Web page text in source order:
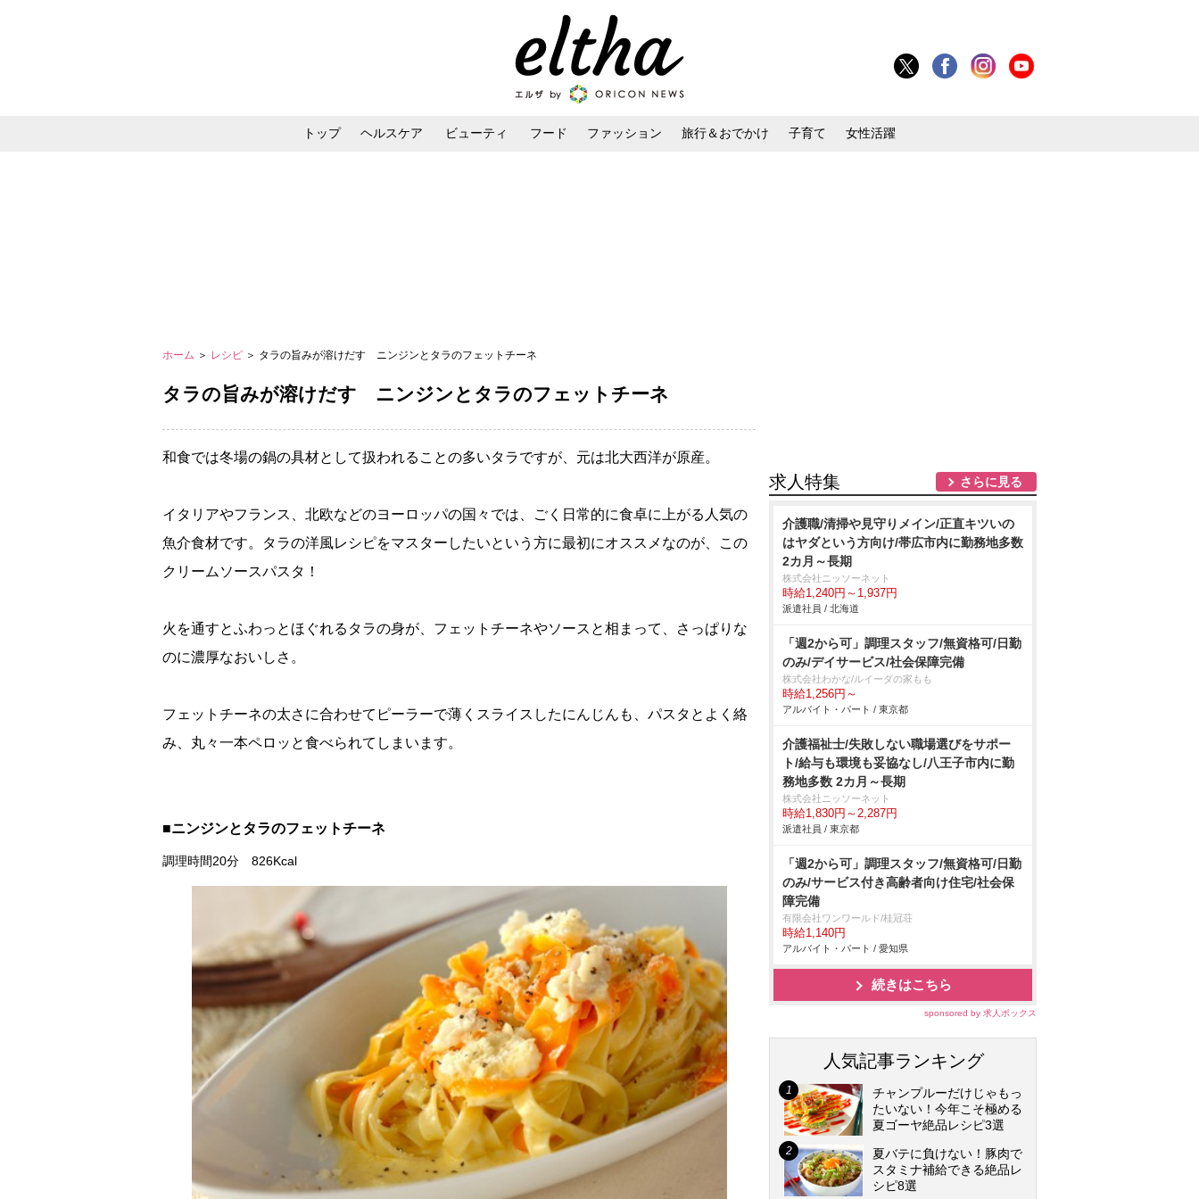
トップ ヘルスケア ビューティ フード ファッション 旅行＆おでかけ 子育て 女性活躍
ホーム ＞ レシピ ＞ タラの旨みが溶けだす ニンジンとタラのフェットチーネ
タラの旨みが溶けだす ニンジンとタラのフェットチーネ
和食では冬場の鍋の具材として扱われることの多いタラですが、元は北大西洋が原産。
イタリアやフランス、北欧などのヨーロッパの国々では、ごく日常的に食卓に上がる人気の
魚介食材です。タラの洋風レシピをマスターしたいという方に最初にオススメなのが、この
クリームソースパスタ！
火を通すとふわっとほぐれるタラの身が、フェットチーネやソースと相まって、さっぱりな
のに濃厚なおいしさ。
フェットチーネの太さに合わせてピーラーで薄くスライスしたにんじんも、パスタとよく絡
み、丸々一本ペロッと食べられてしまいます。
■ニンジンとタラのフェットチーネ
調理時間20分 826Kcal
求人特集 さらに見る
介護職/清掃や見守りメイン/正直キツいの
はヤダという方向け/帯広市内に勤務地多数
2カ月～長期
株式会社ニッソーネット
時給1,240円～1,937円
派遣社員 / 北海道
「週2から可」調理スタッフ/無資格可/日勤
のみ/デイサービス/社会保障完備
株式会社わかな/ルイーダの家もも
時給1,256円～
アルバイト・パート / 東京都
介護福祉士/失敗しない職場選びをサポー
ト/給与も環境も妥協なし/八王子市内に勤
務地多数 2カ月～長期
株式会社ニッソーネット
時給1,830円～2,287円
派遣社員 / 東京都
「週2から可」調理スタッフ/無資格可/日勤
のみ/サービス付き高齢者向け住宅/社会保
障完備
有限会社ワンワールド/桂冠荘
時給1,140円
アルバイト・パート / 愛知県
続きはこちら
sponsored by 求人ボックス
人気記事ランキング
チャンプルーだけじゃもっ
たいない！今年こそ極める
夏ゴーヤ絶品レシピ3選
夏バテに負けない！豚肉で
スタミナ補給できる絶品レ
シピ8選